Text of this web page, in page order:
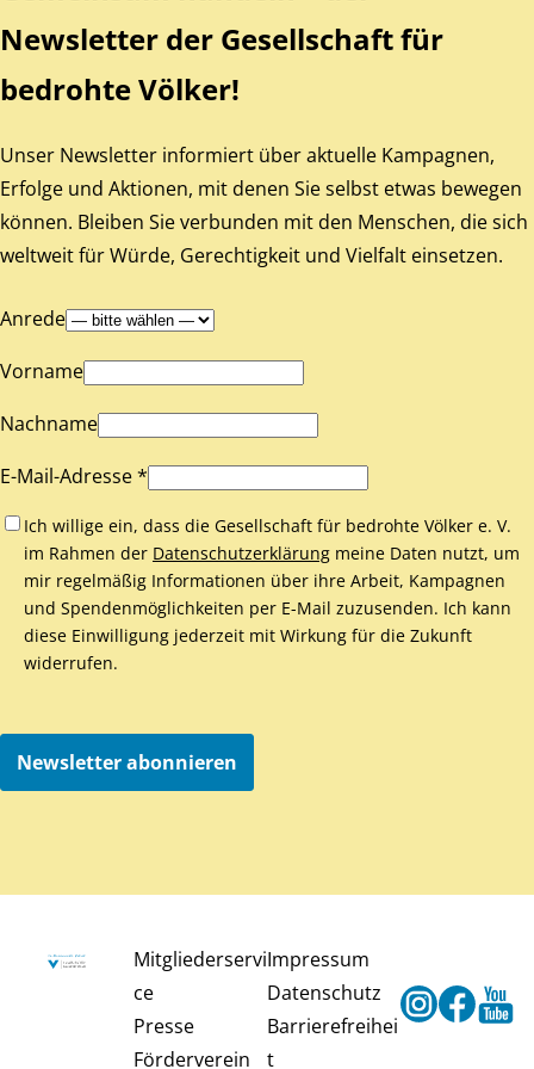
Newsletter der Gesellschaft für
bedrohte Völker!
Unser Newsletter informiert über aktuelle Kampagnen,
Erfolge und Aktionen, mit denen Sie selbst etwas bewegen
können. Bleiben Sie verbunden mit den Menschen, die sich
weltweit für Würde, Gerechtigkeit und Vielfalt einsetzen.
Anrede
Vorname
Nachname
E-Mail-Adresse *
Ich willige ein, dass die Gesellschaft für bedrohte Völker e. V.
im Rahmen der Datenschutzerklärung meine Daten nutzt, um
mir regelmäßig Informationen über ihre Arbeit, Kampagnen
und Spendenmöglichkeiten per E-Mail zuzusenden. Ich kann
diese Einwilligung jederzeit mit Wirkung für die Zukunft
widerrufen.
Newsletter abonnieren
Mitgliederservi
ce
Presse
Förderverein
Impressum
Datenschutz
Barrierefreihei
t
Instagram